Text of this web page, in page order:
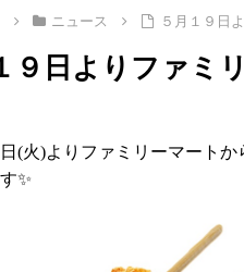
ニュース ５月１９日
９日よりファミ
(火)よりファミリーマート
✨